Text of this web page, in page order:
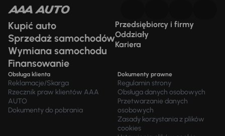
Kupić auto
Sprzedaż samochodów
Wymiana samochodu
Finansowanie
Przedsiębiorcy i firmy
Oddziały
Kariera
Obsługa klienta
Reklamacje/Skarga
Rzecznik praw klientów AAA
AUTO
Dokumenty do pobrania
Dokumenty prawne
Regulamin strony
Obsługa danych osobowych
Przetwarzanie danych
osobowych
Zasady korzystania z plików
cookies